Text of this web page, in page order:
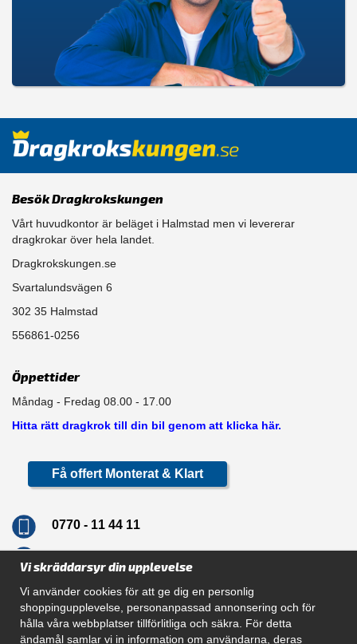
Besök Dragkrokskungen
Vårt huvudkontor är beläget i Halmstad men vi levererar
dragkrokar över hela landet.
Dragkrokskungen.se
Svartalundsvägen 6
302 35 Halmstad
556861-0256
Öppettider
Måndag - Fredag 08.00 - 17.00
Hitta rätt dragkrok till din bil genom att klicka här.
Få offert Monterat & Klart
0770 - 11 44 11
Navigation
Vi skräddarsyr din upplevelse
Vi använder cookies för att ge dig en personlig
shoppingupplevelse, personanpassad annonsering och för
hålla våra webbplatser tillförlitliga och säkra. För detta
ändamål samlar vi in information om användarna, deras